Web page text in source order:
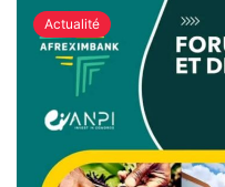
Actualité